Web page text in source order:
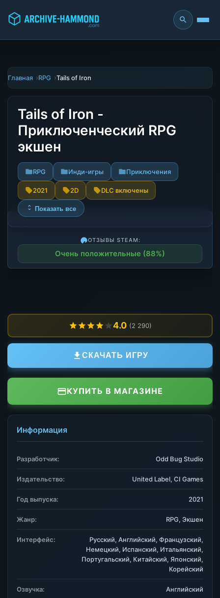
Главная RPG Tails of Iron
Tails of Iron -
Приключенческий RPG
экшен
RPG Инди-игры Приключения
2021 2D DLC включены
Показать все
ОТЗЫВЫ STEAM:
Очень положительные (88%)
4.0 (2 290)
СКАЧАТЬ ИГРУ
КУПИТЬ В МАГАЗИНЕ
Информация
Разработчик: Odd Bug Studio
Издательство: United Label, CI Games
Год выпуска: 2021
Жанр: RPG, Экшен
Интерфейс:
Русский, Английский, Французский,
Немецкий, Испанский, Итальянский,
Португальский, Китайский, Японский,
Корейский
Озвучка: Английский